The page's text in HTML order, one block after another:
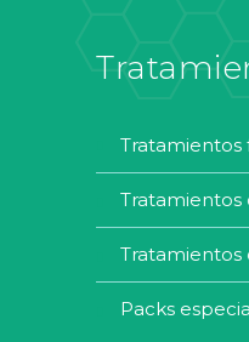
tratamientos
tratamientos
packs